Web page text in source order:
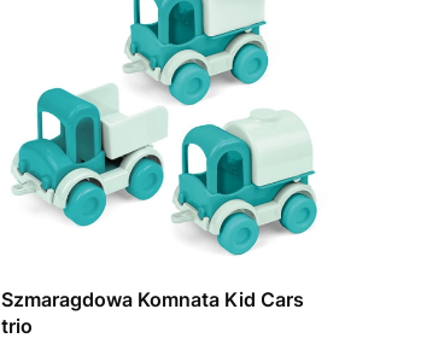
Szmaragdowa Komnata Kid Cars
trio